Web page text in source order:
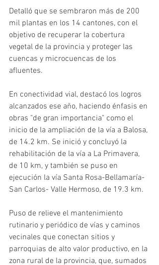
Detalló que se sembraron más de 200
mil plantas en los 14 cantones, con el
objetivo de recuperar la cobertura
vegetal de la provincia y proteger las
cuencas y microcuencas de los
afluentes.
En conectividad vial, destacó los logros
alcanzados ese año, haciendo énfasis en
obras "de gran importancia" como el
inicio de la ampliación de la vía a Balosa,
de 14.2 km. Se inició y concluyó la
rehabilitación de la vía a La Primavera,
de 10 km, y también se puso en
ejecución la vía Santa Rosa-Bellamaría-
San Carlos- Valle Hermoso, de 19.3 km.
Puso de relieve el mantenimiento
rutinario y periódico de vías y caminos
vecinales que conectan sitios y
parroquias de alto valor productivo, en la
zona rural de la provincia, que, sumados